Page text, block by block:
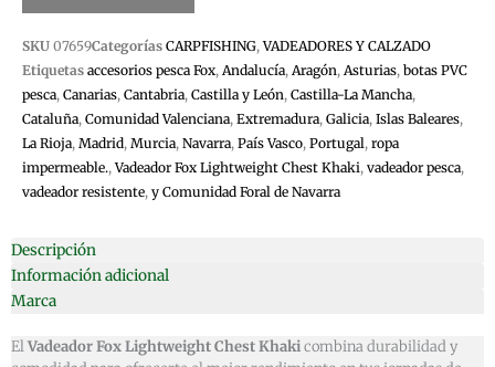
SKU 07659Categorías CARPFISHING,VADEADORES Y CALZADO
Etiquetas accesorios pesca Fox, Andalucía, Aragón, Asturias, botas PVC
pesca, Canarias, Cantabria, Castilla y León, Castilla-La Mancha,
Cataluña, Comunidad Valenciana, Extremadura, Galicia, Islas Baleares,
La Rioja, Madrid, Murcia, Navarra, País Vasco, Portugal, ropa
impermeable.,Vadeador Fox Lightweight Chest Khaki, vadeador pesca,
vadeador resistente, y Comunidad Foral de Navarra
Descripción
Información adicional
Marca
ElVadeador Fox Lightweight Chest Khakicombina durabilidad y